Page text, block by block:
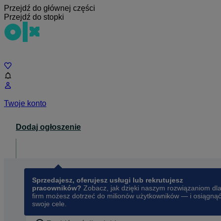
Przejdź do głównej części
Przejdź do stopki
Twoje konto
Dodaj ogłoszenie
Sprzedajesz, oferujesz usługi lub rekrutujesz
pracowników? Zobacz, jak dzięki naszym rozwiązaniom dla
firm możesz dotrzeć do milionów użytkowników — i osiągnąć
swoje cele.